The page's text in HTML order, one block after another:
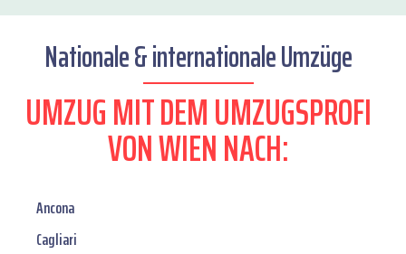
Nationale & internationale Umzüge
UMZUG MIT DEM UMZUGSPROFI
VON WIEN NACH:
Ancona
Cagliari